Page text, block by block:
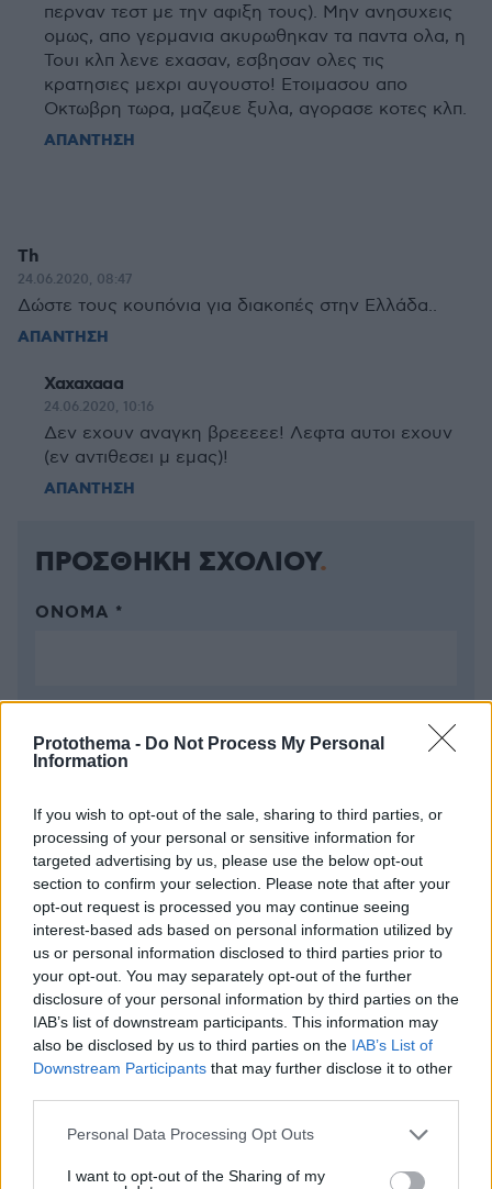
Protothema - Do Not Process My Personal
Information
If you wish to opt-out of the sale, sharing to third parties, or
processing of your personal or sensitive information for
targeted advertising by us, please use the below opt-out
section to confirm your selection. Please note that after your
opt-out request is processed you may continue seeing
interest-based ads based on personal information utilized by
us or personal information disclosed to third parties prior to
your opt-out. You may separately opt-out of the further
disclosure of your personal information by third parties on the
IAB’s list of downstream participants. This information may
also be disclosed by us to third parties on the IAB’s List of
Downstream Participants that may further disclose it to other
Please note that this website/app uses one or more Google
not limited to your visit or usage behaviour. You may click to
Personal Data Processing Opt Outs
I want to opt-out of the Sharing of my
περναν τεστ με την αφιξη τους). Μην ανησυχεις
ομως, απο γερμανια ακυρωθηκαν τα παντα ολα, η
Τουι κλπ λενε εχασαν, εσβησαν ολες τις
κρατησιες μεχρι αυγουστο! Ετοιμασου απο
Οκτωβρη τωρα, μαζευε ξυλα, αγορασε κοτες κλπ.
ΑΠΑΝΤΗΣΗ
Th
24.06.2020, 08:47
Δώστε τους κουπόνια για διακοπές στην Ελλάδα..
ΑΠΑΝΤΗΣΗ
Χαχαχααα
24.06.2020, 10:16
Δεν εχουν αναγκη βρεεεεε! Λεφτα αυτοι εχουν
(εν αντιθεσει μ εμας)!
ΑΠΑΝΤΗΣΗ
ΠΡΟΣΘΗΚΗ ΣΧΟΛΙΟΥ
ΌΝΟΜΑ *
EMAIL
ΣΧΌΛΙΟ *
Απομένουν2500χαρακτήρες